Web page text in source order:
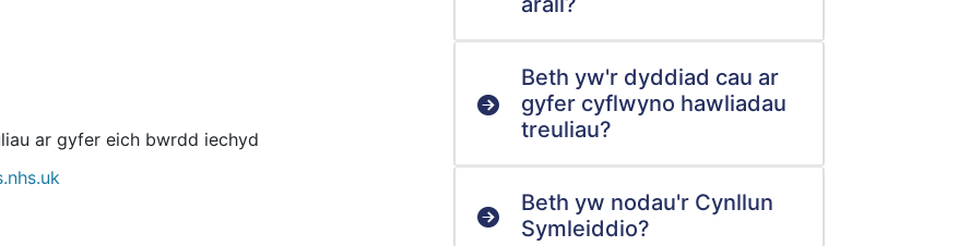
ar gyfer eich bwrdd iechyd
Beth yw'r dyddiad cau ar
gyfer cyflwyno hawliadau
treuliau?
Beth yw nodau'r Cynllun
Symleiddio?